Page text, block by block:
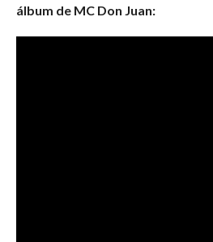
álbum de MC Don Juan: